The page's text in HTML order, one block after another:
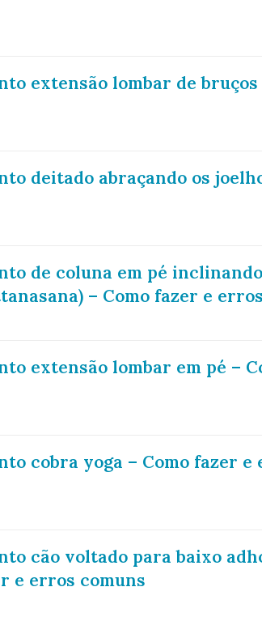
extensão lombar de
deitado abraçando os
de coluna em pé
– Como fazer e
extensão lombar em pé –
cobra yoga – Como fazer e
cão voltado para baixo
e erros comuns